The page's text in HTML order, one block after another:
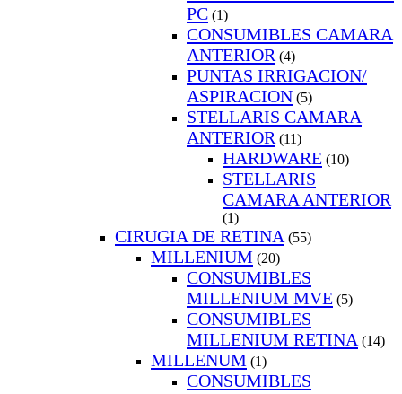
PC (1)
CONSUMIBLES CAMARA
ANTERIOR (4)
PUNTAS IRRIGACION/
ASPIRACION (5)
STELLARIS CAMARA
ANTERIOR (11)
HARDWARE (10)
STELLARIS
CAMARA ANTERIOR
(1)
CIRUGIA DE RETINA (55)
MILLENIUM (20)
CONSUMIBLES
MILLENIUM MVE (5)
CONSUMIBLES
MILLENIUM RETINA (14)
MILLENUM (1)
CONSUMIBLES